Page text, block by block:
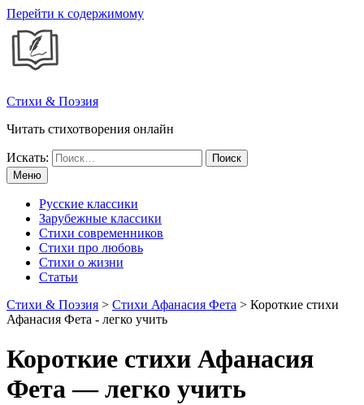
Перейти к содержимому
Стихи & Поэзия
Читать стихотворения онлайн
Искать:
Меню
Русские классики
Зарубежные классики
Стихи современников
Стихи про любовь
Стихи о жизни
Статьи
Стихи & Поэзия > Стихи Афанасия Фета > Короткие стихи
Афанасия Фета - легко учить
Короткие стихи Афанасия
Фета — легко учить